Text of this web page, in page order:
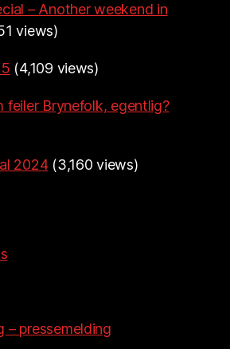
– Another weekend in
views)
(4,109 views)
feiler Brynefolk, egentlig?
2024 (3,160 views)
– pressemelding